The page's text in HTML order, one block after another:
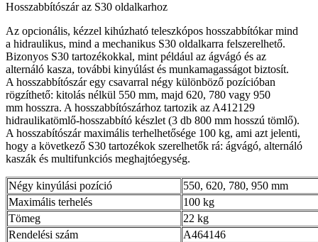
Hosszabbítószár az S30 oldalkarhoz
Az opcionális, kézzel kihúzható teleszkópos hosszabbítókar mind
a hidraulikus, mind a mechanikus S30 oldalkarra felszerelhető.
Bizonyos S30 tartozékokkal, mint például az ágvágó és az
alternáló kasza, további kinyúlást és munkamagasságot biztosít.
A hosszabbítószár egy csavarral négy különböző pozícióban
rögzíthető: kitolás nélkül 550 mm, majd 620, 780 vagy 950
mm hosszra. A hosszabbítószárhoz tartozik az A412129
hidraulikatömlő-hosszabbító készlet (3 db 800 mm hosszú tömlő).
A hosszabítószár maximális terhelhetősége 100 kg, ami azt jelenti,
hogy a következő S30 tartozékok szerelhetők rá: ágvágó, alternáló
kaszák és multifunkciós meghajtóegység.
Négy kinyúlási pozíció
550, 620, 780, 950 mm
Maximális terhelés
100 kg
Tömeg
22 kg
Rendelési szám
A464146